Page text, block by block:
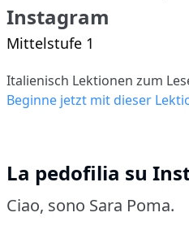
Instagram
Mittelstufe 1
Italienisch Lektionen zum
Beginne jetzt mit dieser
La pedofilia su
Ciao, sono Sara Poma.